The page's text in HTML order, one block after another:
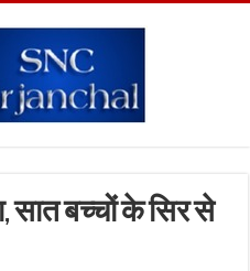
बच्चों के सिर से